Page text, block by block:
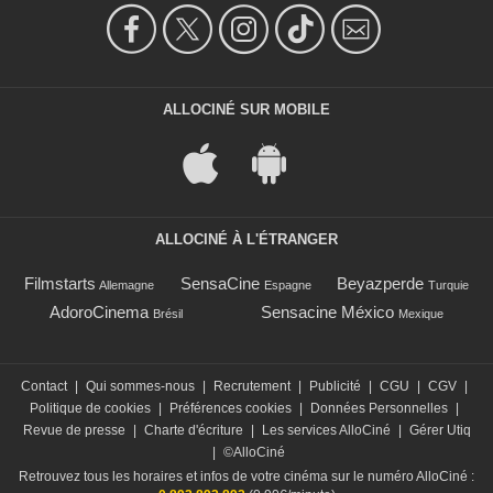
ALLOCINÉ SUR MOBILE
ALLOCINÉ À L'ÉTRANGER
Filmstarts Allemagne SensaCine Espagne Beyazperde Turquie
AdoroCinema Brésil Sensacine México Mexique
Contact Qui sommes-nous Recrutement Publicité CGU CGV
Politique de cookies
Préférences cookies Données Personnelles
Revue de presse
Charte d'écriture Les services AlloCiné
Gérer Utiq
©AlloCiné
Retrouvez tous les horaires et infos de votre cinéma sur le numéro AlloCiné :